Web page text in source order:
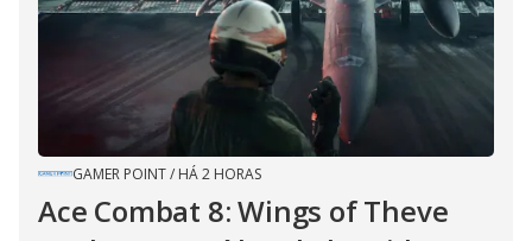
GAMER POINT/ HÁ 2 HORAS
Ace Combat 8: Wings of Theve